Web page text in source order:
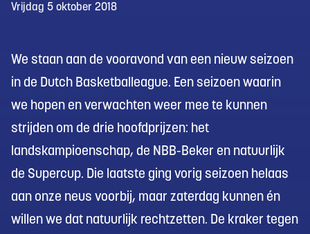
Vrijdag 5 oktober 2018
We staan aan de vooravond van een nieuw seizoen
in de Dutch Basketballeague. Een seizoen waarin
we hopen en verwachten weer mee te kunnen
strijden om de drie hoofdprijzen: het
landskampioenschap, de NBB-Beker en natuurlijk
de Supercup. Die laatste ging vorig seizoen helaas
aan onze neus voorbij, maar zaterdag kunnen én
willen we dat natuurlijk rechtzetten. De kraker tegen